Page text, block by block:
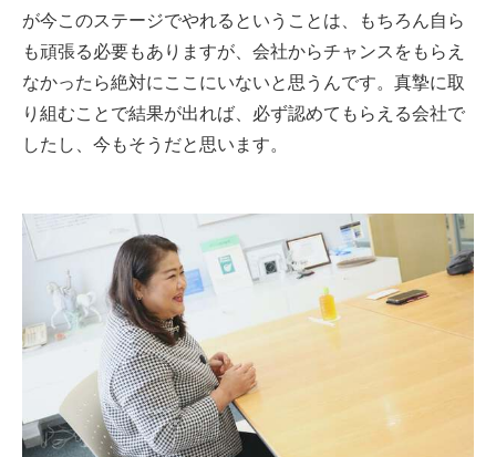
が今このステージでやれるということは、もちろん自ら
も頑張る必要もありますが、会社からチャンスをもらえ
なかったら絶対にここにいないと思うんです。真摯に取
り組むことで結果が出れば、必ず認めてもらえる会社で
したし、今もそうだと思います。